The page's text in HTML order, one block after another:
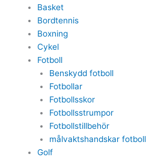
Basket
Bordtennis
Boxning
Cykel
Fotboll
Benskydd fotboll
Fotbollar
Fotbollsskor
Fotbollsstrumpor
Fotbollstillbehör
målvaktshandskar fotboll
Golf